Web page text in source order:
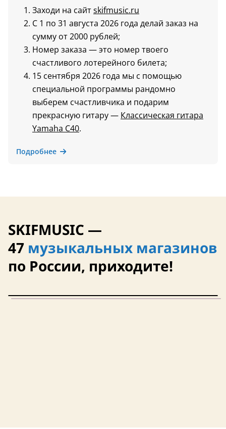
Заходи на сайтskifmusic.ru
С 1 по 31 августа 2026 года делай заказ на
сумму от 2000 рублей;
Номер заказа — это номер твоего
счастливого лотерейного билета;
15 сентября 2026 года мы с помощью
специальной программы рандомно
выберем счастливчика и подарим
прекрасную гитару — Классическая гитара
Yamaha C40.
Подробнее
SKIFMUSIC —
47 музыкальных магазинов
по России, приходите!